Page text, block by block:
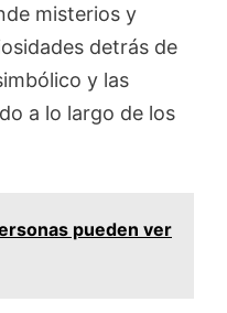
misterios y
detrás de
y las
a lo largo de los
pueden ver